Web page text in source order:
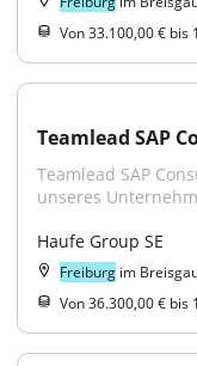
Von 33.100,00 € bis
Teamlead SAP
Teamlead SAP
unseres
Haufe Group SE
Freiburg im
Von 36.300,00 € bis